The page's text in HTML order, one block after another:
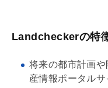
Landcheckerの特
将来の都市計画や
産情報ポータルサ